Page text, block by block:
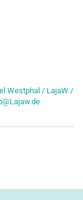
Westphal / LajaW /